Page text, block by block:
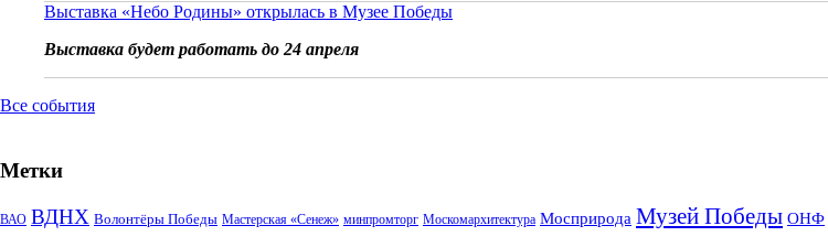
Выставка «Небо Родины» открылась в Музее Победы
Выставка будет работать до 24 апреля
Все события
Метки
ВАО ВДНХ Волонтёры Победы Мастерская «Сенеж» минпромторг Москомархитектура Мосприрода Музей Победы ОНФ